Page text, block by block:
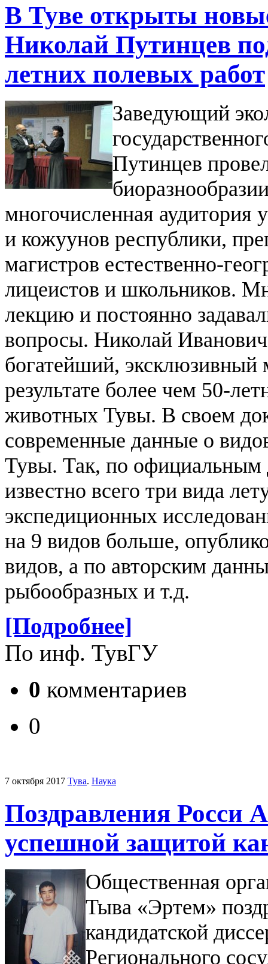
В Туве открыты
Николай Путинцев
летних полевых работ
Заведующий
Путинцев
многочисленная аудитория
и кожуунов республики,
магистров естественно-
лицеистов и школьников.
лекцию и постоянно
вопросы. Николай
богатейший, эксклюзивный
результате более чем 50-
животных Тувы. В своем
современные данные о
Тувы. Так, по
известно всего три вида
экспедиционных
на 9 видов больше,
видов, а по авторским
рыбообразных и т.д.
[Подробнее]
По инф. ТувГУ
0 комментариев
0
7 октября 2017 Тува. Наука
Поздравления Росси
успешной защитой
Общественная
Тыва «Эртем»
кандидатской
Регионального